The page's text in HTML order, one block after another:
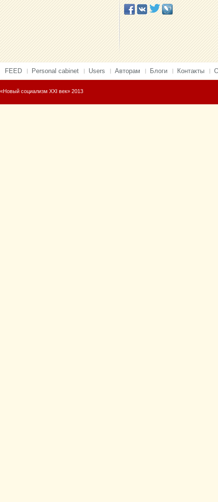
FEED Personal cabinet Users Авторам Блоги Контакты
«Новый социализм XXI век» 2013